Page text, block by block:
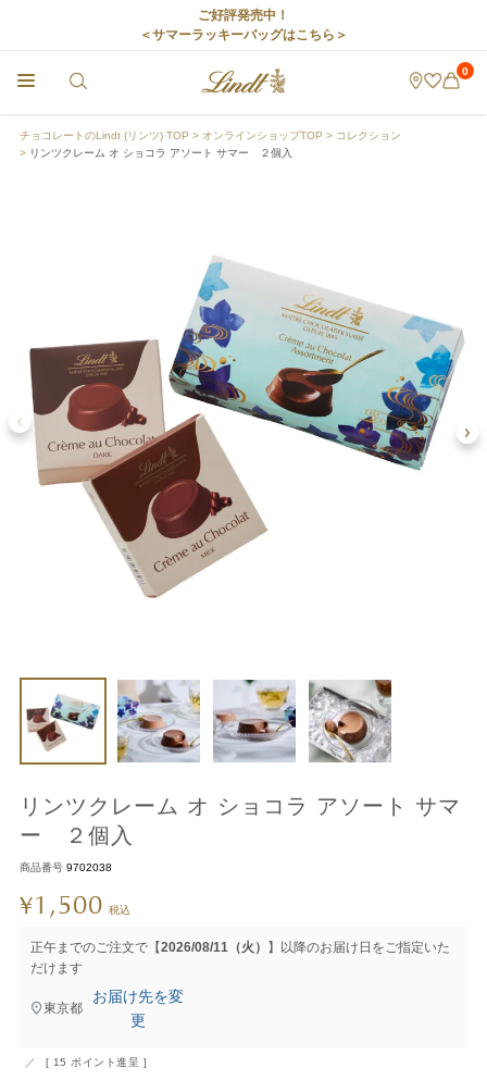
ご好評発売中！
＜サマーラッキーバッグはこちら＞
0
チョコレートのLindt (リンツ) TOP オンラインショップTOP
コレクション
リンツクレーム オ ショコラ アソート サマー ２個入
リンツクレーム オ ショコラ アソート サマ
ー ２個入
商品番号 9702038
¥1,500 税込
正午までのご注文で【2026/08/11（火）
】以降のお届け日をご指定いた
だけます
東京都
お届け先を変
更
[ 15 ポイント進呈 ]